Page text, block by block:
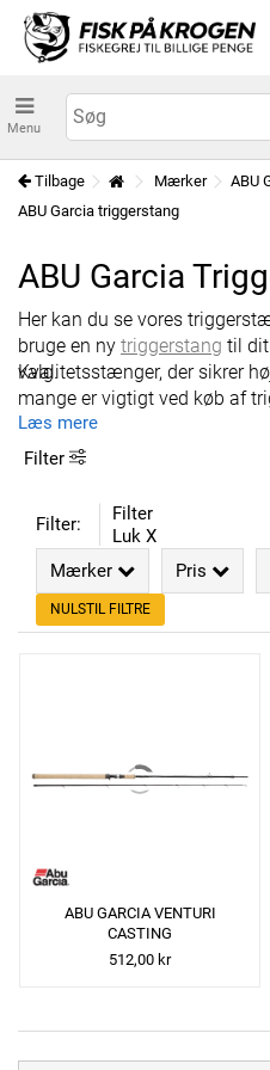
Menu
Tilbage Mærker ABU
ABU Garcia triggerstang
ABU Garcia
Her kan du se vores
bruge en ny triggerstang til dit
valg.
Kvalitetsstænger, der sikrer
mange er vigtigt ved køb af
Læs mere
Filter
Filter:
Filter
Luk X
Mærker
Pris
NULSTIL FILTRE
ABU GARCIA VENTURI
CASTING
512,00 kr